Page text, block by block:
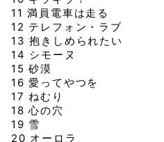
11 満員電車は走る
12 テレフォン・ラブ
13 抱きしめられたい
14 シモーヌ
15 砂漠
16 愛ってやつを
17 ねむり
18 心の穴
19 雪
20 オーロラ